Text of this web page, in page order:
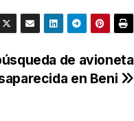
de avioneta
en Beni